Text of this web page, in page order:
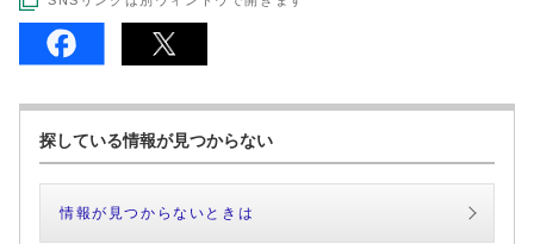
探している情報が見つからない
情報が見つからないときは